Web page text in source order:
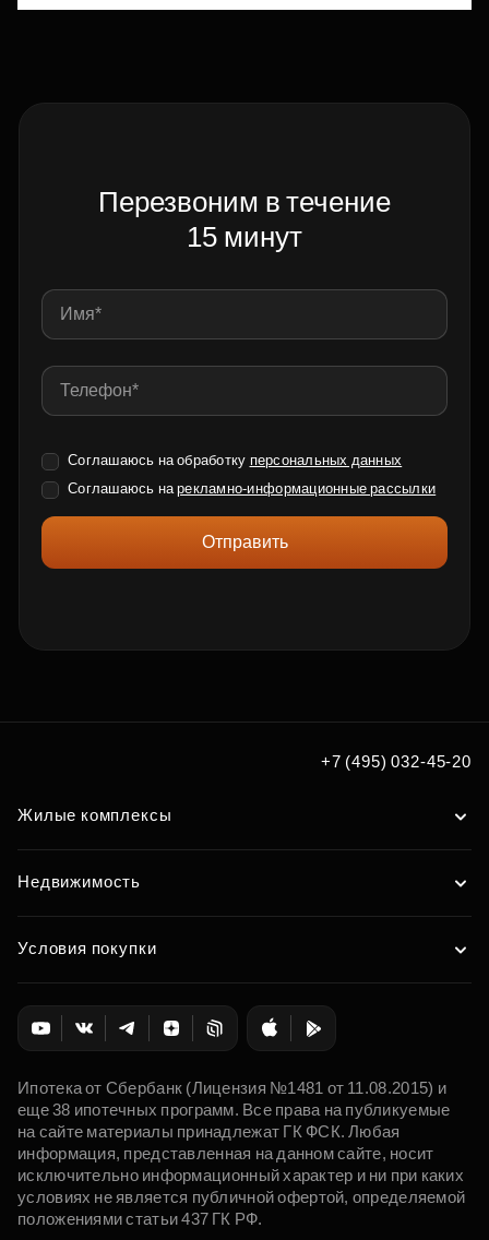
Перезвоним в течение
15 минут
Соглашаюсь на обработку персональных данных
Соглашаюсь нарекламно-информационные рассылки
Отправить
+7 (495) 032-45-20
Жилые комплексы
Недвижимость
Условия покупки
Ипотека от Сбербанк (Лицензия №1481 от 11.08.2015) и
еще 38 ипотечных программ. Все права на публикуемые
на сайте материалы принадлежат ГК ФСК. Любая
информация, представленная на данном сайте, носит
исключительно информационный характер и ни при каких
условиях не является публичной офертой, определяемой
положениями статьи 437 ГК РФ.